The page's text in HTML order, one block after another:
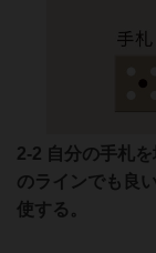
2-2 自分の手札
のラインでも良
使する。